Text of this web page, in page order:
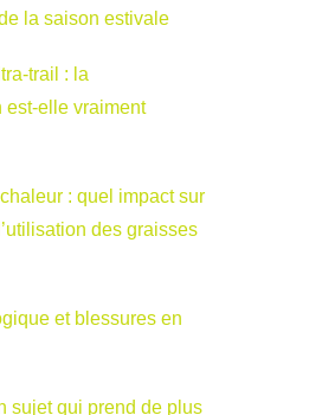
la saison estivale
trail : la
est-elle vraiment
: quel impact sur
des graisses
et blessures en
sujet qui prend de plus